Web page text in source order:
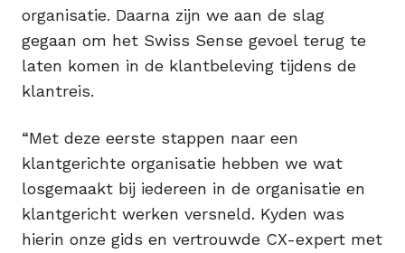
organisatie. Daarna zijn we aan de slag
gegaan om het Swiss Sense gevoel terug te
laten komen in de klantbeleving tijdens de
klantreis.
“Met deze eerste stappen naar een
klantgerichte organisatie hebben we wat
losgemaakt bij iedereen in de organisatie en
klantgericht werken versneld. Kyden was
hierin onze gids en vertrouwde CX-expert met